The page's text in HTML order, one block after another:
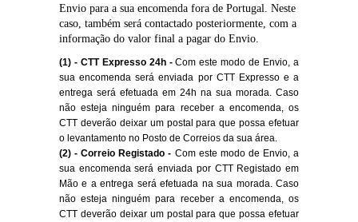
Envio para a sua encomenda fora de Portugal. Neste
caso, também será contactado posteriormente, com a
informação do valor final a pagar do Envio.
(1) - CTT Expresso 24h -Com este modo de Envio, a
sua encomenda será enviada por CTT Expresso e a
entrega será efetuada em 24h na sua morada. Caso
não esteja ninguém para receber a encomenda, os
CTT deverão deixar um postal para que possa efetuar
o levantamento no Posto de Correios da sua área.
(2) - Correio Registado - Com este modo de Envio, a
sua encomenda será enviada por CTT Registado em
Mão e a entrega será efetuada na sua morada. Caso
não esteja ninguémpara receber a encomenda, os
CTT deverão deixar um postal para que possa efetuar